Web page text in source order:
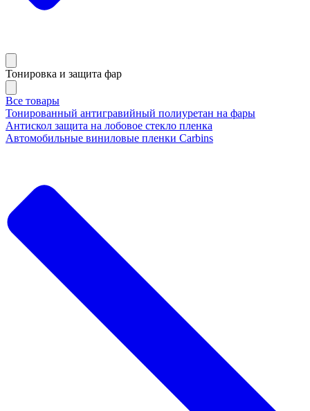
Тонировка и защита фар
Все товары
Тонированный антигравийный полиуретан на фары
Антискол защита на лобовое стекло пленка
Автомобильные виниловые пленки Carbins